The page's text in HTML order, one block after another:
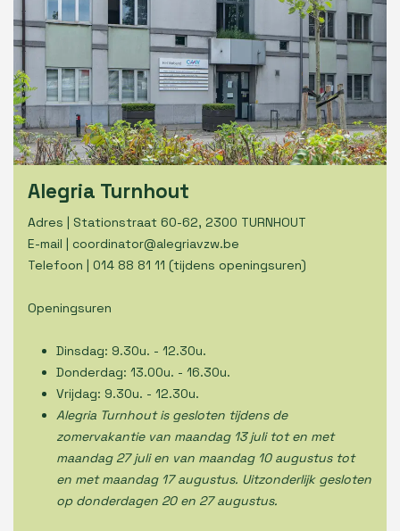
Alegria Turnhout
Adres | Stationstraat 60-62, 2300 TURNHOUT
E-mail | coordinator@alegriavzw.be
Telefoon | 014 88 81 11 (tijdens openingsuren)
Openingsuren
Dinsdag: 9.30u. - 12.30u.
Donderdag: 13.00u. - 16.30u.
Vrijdag: 9.30u. - 12.30u.
Alegria Turnhout is gesloten tijdens de
zomervakantie van maandag 13 juli tot en met
maandag 27 juli en van maandag 10 augustus tot
en met maandag 17 augustus. Uitzonderlijk gesloten
op donderdagen 20 en 27 augustus.